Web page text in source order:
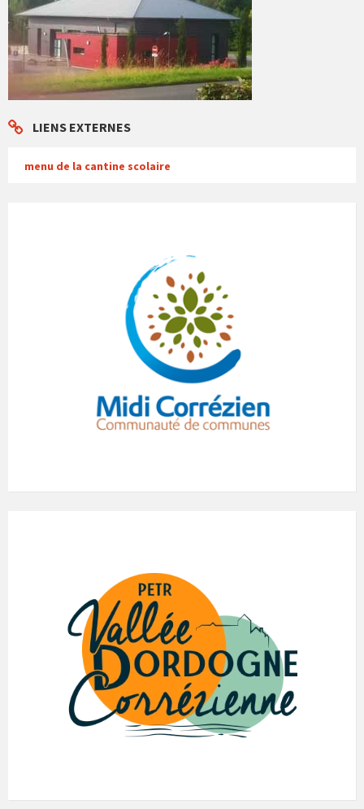
LIENS EXTERNES
menu de la cantine scolaire